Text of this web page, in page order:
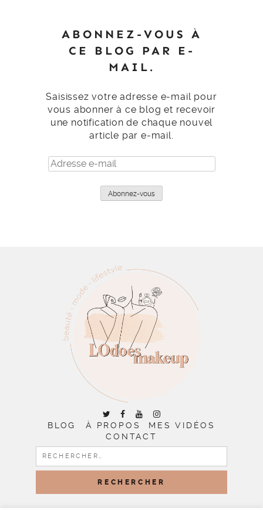
ABONNEZ-VOUS À
CE BLOG PAR E-
MAIL.
Saisissez votre adresse e-mail pour
vous abonner à ce blog et recevoir
une notification de chaque nouvel
article par e-mail.
Adresse
e-
Abonnez-vous
BLOG À PROPOS
MES VIDÉOS
CONTACT
RECHERCHER :